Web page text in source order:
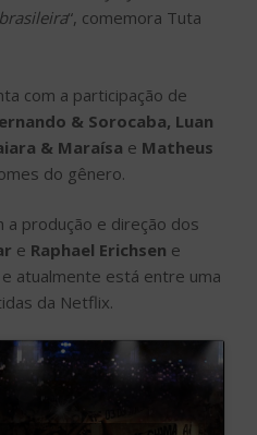
“, comemora Tuta
com a participação de
& Sorocaba, Luan
& Maraísa e Matheus
do gênero.
a produção e direção dos
e Raphael Erichsen e
atualmente está entre uma
da Netflix.